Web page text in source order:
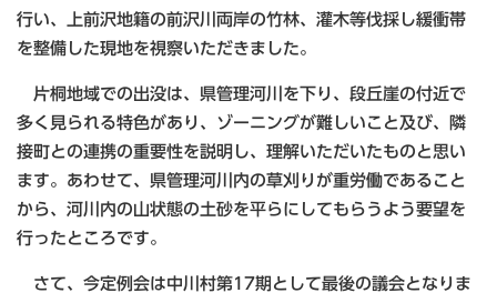
行い、上前沢地籍の前沢川両岸の竹林、灌木等伐採し緩衝帯
を整備した現地を視察いただきました。
片桐地域での出没は、県管理河川を下り、段丘崖の付近で
多く見られる特色があり、ゾーニングが難しいこと及び、隣
接町との連携の重要性を説明し、理解いただいたものと思い
ます。あわせて、県管理河川内の草刈りが重労働であること
から、河川内の山状態の土砂を平らにしてもらうよう要望を
行ったところです。
さて、今定例会は中川村第17期として最後の議会となりま